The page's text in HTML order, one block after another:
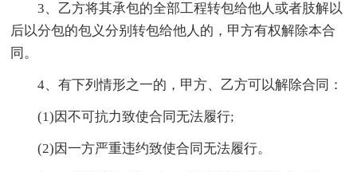
3、乙方将其承包的全部工程转包给他人或者肢解以
后以分包的包义分别转包给他人的，甲方有权解除本合
同。
4、有下列情形之一的，甲方、乙方可以解除合同：
(1)因不可抗力致使合同无法履行;
(2)因一方严重违约致使合同无法履行。